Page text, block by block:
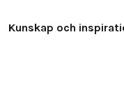
Kunskap och